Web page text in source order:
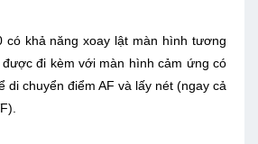
có khả năng xoay lật màn hình tương
đi kèm với màn hình cảm ứng có
di chuyển điểm AF và lấy nét (ngay cả